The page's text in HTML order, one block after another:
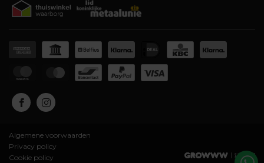
Algemene voorwaarden
Privacy policy
Cookie policy